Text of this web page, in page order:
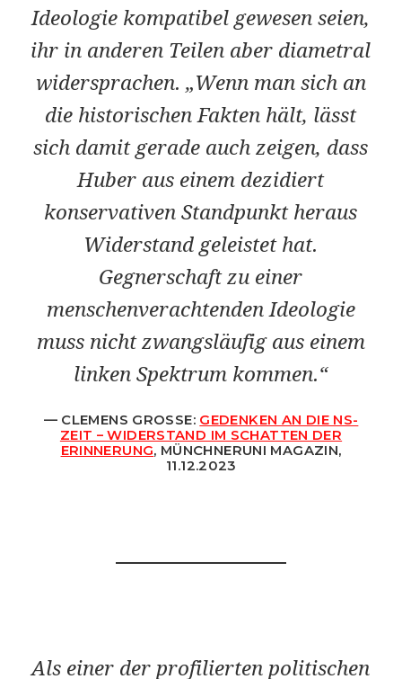
Ideologie kompatibel gewesen seien,
ihr in anderen Teilen aber diametral
widersprachen. „Wenn man sich an
die historischen Fakten hält, lässt
sich damit gerade auch zeigen, dass
Huber aus einem dezidiert
konservativen Standpunkt heraus
Widerstand geleistet hat.
Gegnerschaft zu einer
menschenverachtenden Ideologie
muss nicht zwangsläufig aus einem
linken Spektrum kommen.“
CLEMENS GROSSE: GEDENKEN AN DIE NS-
ZEIT – WIDERSTAND IM SCHATTEN DER
ERINNERUNG, MÜNCHNERUNI MAGAZIN,
11.12.2023
Als einer der profilierten politischen